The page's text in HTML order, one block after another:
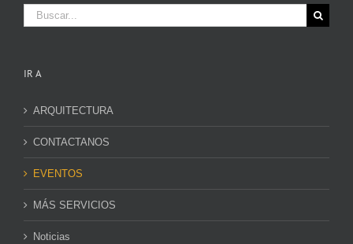
Buscar:
IR A
ARQUITECTURA
CONTACTANOS
EVENTOS
MÁS SERVICIOS
Noticias